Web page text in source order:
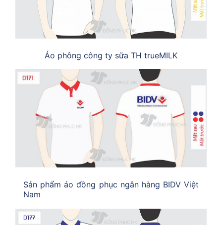
Áo phông công ty sữa TH trueMILK
Sản phẩm áo đồng phục ngân hàng BIDV Việt
Nam